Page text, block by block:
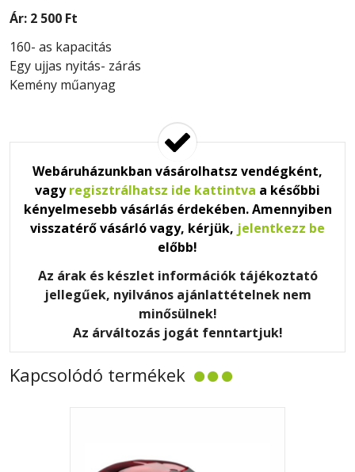
Ár: 2 500 Ft
160- as kapacitás
Egy ujjas nyitás- zárás
Kemény műanyag
Webáruházunkban vásárolhatsz vendégként,
vagyregisztrálhatsz ide kattintva a későbbi
kényelmesebb vásárlás érdekében. Amennyiben
visszatérő vásárló vagy, kérjük, jelentkezz be
előbb!
Az árak és készlet információk tájékoztató
jellegűek, nyilvános ajánlattételnek nem
minősülnek!
Az árváltozás jogát fenntartjuk!
Kapcsolódó termékek